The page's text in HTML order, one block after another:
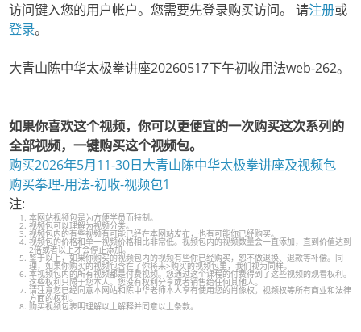
访问键入您的用户帐户。您需要先登录购买访问。 请注册或
登录。
大青山陈中华太极拳讲座20260517下午初收用法web-262。
如果你喜欢这个视频，你可以更便宜的一次购买这次系列的
全部视频，一键购买这个视频包。
购买2026年5月11-30日大青山陈中华太极拳讲座及视频包
购买拳理-用法-初收-视频包1
注:
本网站视频包是为方便学员而特制。
视频包可以理解为视频分类。
视频包内的有些视频有可能已经在本网站发布，也有可能你已经购买。
视频包的价格和单一视频价格相比非常低。视频包内的视频数量会一直添加，直到价值达到
2倍或者以上才会停止添加。
鉴于以上，如果你购买的视频包内的视频有些你已经购买，恕不做退换、退款等补偿。同
理，如果你购买的视频包含在了你将来>购买的视频包里，我们视为同样。
本视频包内的所有视频都是付费视频。您通过这个课程的付费得到了这些视频的观看权利。
这些权利只限于您本人。您没有权利分享或者销售给任何其他人。
请注意您已经同意本网站和陈中华老师本人享有使用您的肖像权，视频权等所有商业和法律
方面的权利。
购买视频包表明理解以上解释并同意以上条款。